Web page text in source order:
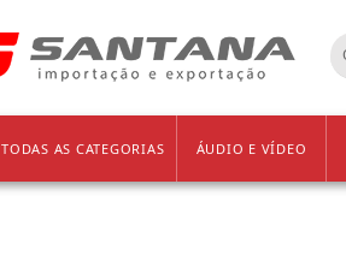
TODAS AS CATEGORIAS ÁUDIO E VÍDEO